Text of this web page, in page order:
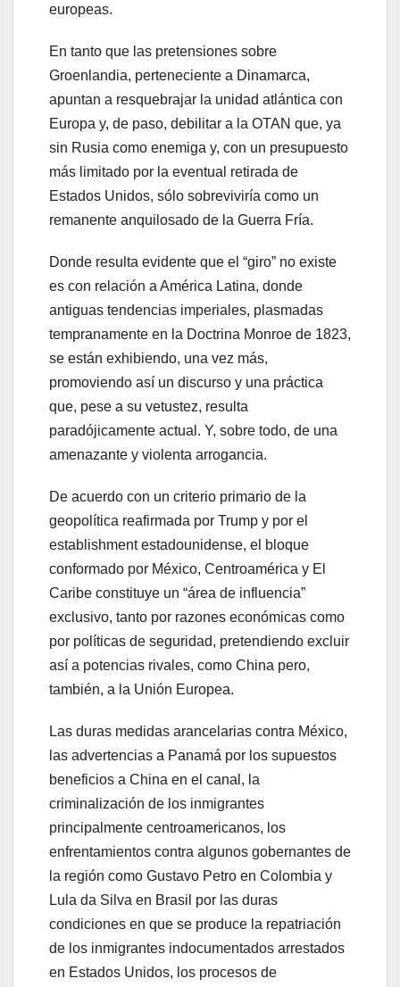
europeas.
En tanto que las pretensiones sobre
Groenlandia, perteneciente a Dinamarca,
apuntan a resquebrajar la unidad atlántica con
Europa y, de paso, debilitar a la OTAN que, ya
sin Rusia como enemiga y, con un presupuesto
más limitado por la eventual retirada de
Estados Unidos, sólo sobreviviría como un
remanente anquilosado de la Guerra Fría.
Donde resulta evidente que el “giro” no existe
es con relación a América Latina, donde
antiguas tendencias imperiales, plasmadas
tempranamente en la Doctrina Monroe de 1823,
se están exhibiendo, una vez más,
promoviendo así un discurso y una práctica
que, pese a su vetustez, resulta
paradójicamente actual. Y, sobre todo, de una
amenazante y violenta arrogancia.
De acuerdo con un criterio primario de la
geopolítica reafirmada por Trump y por el
establishment estadounidense, el bloque
conformado por México, Centroamérica y El
Caribe constituye un “área de influencia”
exclusivo, tanto por razones económicas como
por políticas de seguridad, pretendiendo excluir
así a potencias rivales, como China pero,
también, a la Unión Europea.
Las duras medidas arancelarias contra México,
las advertencias a Panamá por los supuestos
beneficios a China en el canal, la
criminalización de los inmigrantes
principalmente centroamericanos, los
enfrentamientos contra algunos gobernantes de
la región como Gustavo Petro en Colombia y
Lula da Silva en Brasil por las duras
condiciones en que se produce la repatriación
de los inmigrantes indocumentados arrestados
en Estados Unidos, los procesos de